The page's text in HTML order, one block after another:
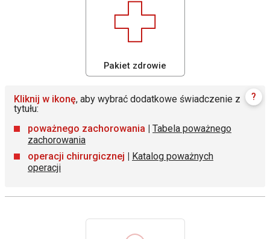
Pakiet zdrowie
Kliknij w ikonę, aby wybrać dodatkowe świadczenie z
tytułu:
poważnego zachorowania | Tabela poważnego
zachorowania
operacji chirurgicznej | Katalog poważnych
operacji
?